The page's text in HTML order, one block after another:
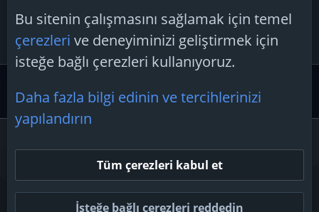
sorunu çözüyor'
TechSpiker
22 Nisan 2025
Cevaplar: 2
Güvenlik Merkezi ve Teknoloji Gündemi Teknoloji
Şartlar ve kurallar
Gizlilik politikası
Yardım
Ana sayfa
R
S
Bu sitenin çalışmasını sağlamak için temel
çerezleri ve deneyiminizi geliştirmek için
isteğe bağlı çerezleri kullanıyoruz.
Daha fazla bilgi edinin ve tercihlerinizi
yapılandırın
Tüm çerezleri kabul et
İsteğe bağlı çerezleri reddedin